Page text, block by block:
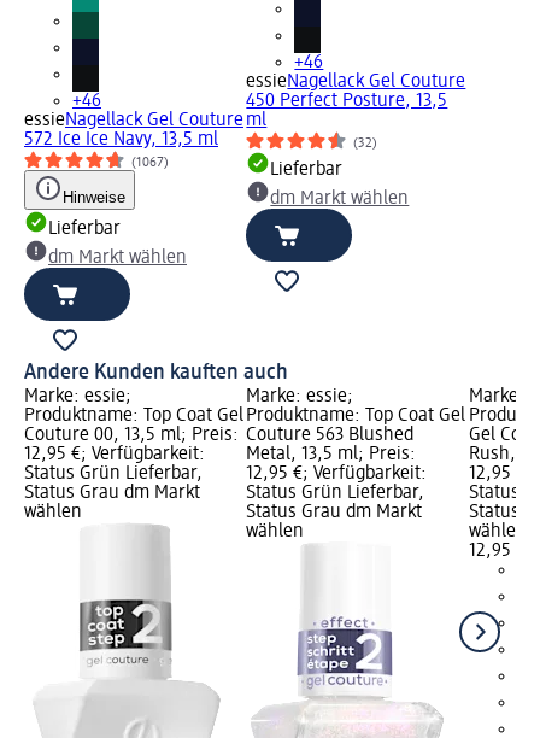
+46
essieNagellack Gel Couture
572 Ice Ice Navy, 13,5 ml
(1067)
Hinweise
Lieferbar
dm Markt wählen
+46
essieNagellack Gel Couture
450 Perfect Posture, 13,5
ml
(32)
Lieferbar
dm Markt wählen
Andere Kunden kauften auch
Marke: essie;
Produktname: Top Coat Gel
Couture 00, 13,5 ml; Preis:
12,95 €; Verfügbarkeit:
Status Grün Lieferbar,
Status Grau dm Markt
wählen
Marke: essie;
Produktname: Top Coat Gel
Couture 563 Blushed
Metal, 13,5 ml; Preis:
12,95 €; Verfügbarkeit:
Status Grün Lieferbar,
Status Grau dm Markt
wählen
Marke:
Gel
Rush,
12,95 €;
Status
Status
wählen
12,95 €